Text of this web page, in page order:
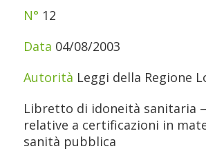
12
04/08/2003
Leggi della Regione
Libretto di idoneità sanitaria
relative a certificazioni in
sanità pubblica